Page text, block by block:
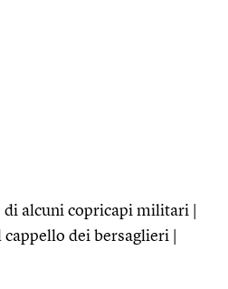
alcuni copricapi militari |
dei bersaglieri |